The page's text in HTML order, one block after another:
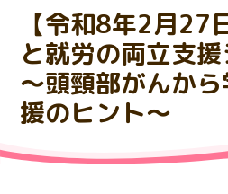
予防・検診
相談する
治療する
【令和8年2月27
と就労の両立支
～頭頸部がんか
援のヒント～